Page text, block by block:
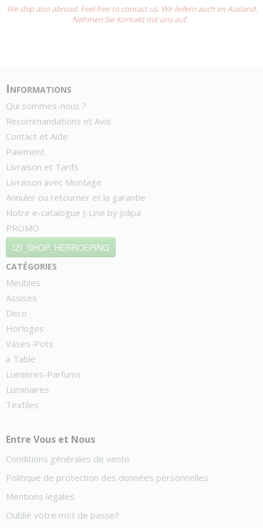
We ship also abroad. Feel free to contact us. Wir liefern auch im Ausland.
Nehmen Sie Kontakt mit uns auf.
Informations
Qui sommes-nous ?
Recommandations et Avis
Contact et Aide
Paiement
Livraison et Tarifs
Livraison avec Montage
Annuler ou retourner et la garantie
Notre e-catalogue J-Line by Jolipa
PROMO
IZI_SHOP_HERROEPING
catégories
Meubles
Assises
Deco
Horloges
Vases-Pots
a Table
Lumieres-Parfums
Luminaires
Textiles
Entre Vous et Nous
Conditions générales de vente
Politique de protection des données personnelles
Mentions legales
Oublié votre mot de passe?